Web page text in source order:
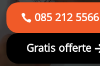
085 212 5566
Gratis offerte